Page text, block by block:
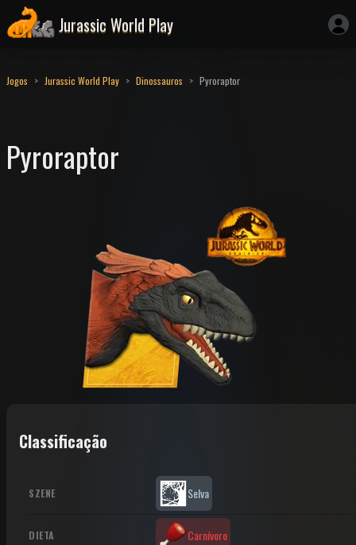
Jurassic World Play
Jogos Jurassic World Play Dinossauros Pyroraptor
Pyroraptor
Classificação
SZENE Selva
DIETA Carnívoro